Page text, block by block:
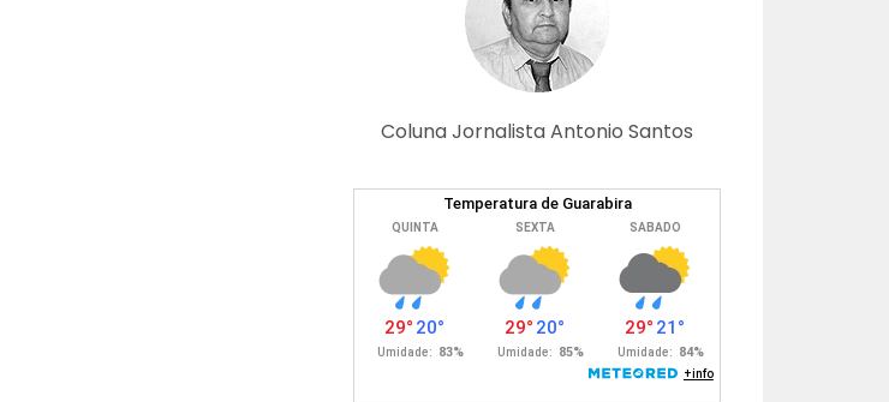
Coluna Jornalista Antonio Santos